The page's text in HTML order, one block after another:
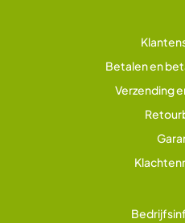
Betalen en
Verzending